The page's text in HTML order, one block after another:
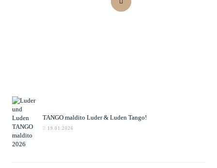
TANGO maldito Luder & Luden Tango!
19.01.2026